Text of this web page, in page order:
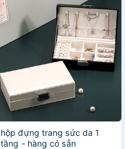
hộp đựng trang sức da 1
tầng - hàng có sẵn